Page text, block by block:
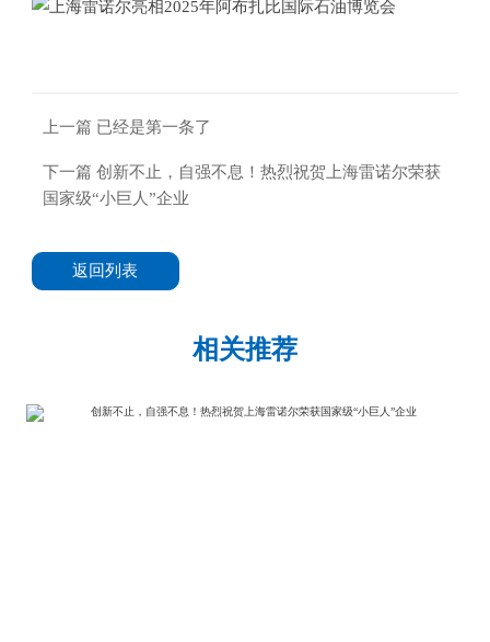
上一篇 已经是第一条了
下一篇 创新不止，自强不息！热烈祝贺上海雷诺尔荣获
国家级“小巨人”企业
返回列表
相关推荐